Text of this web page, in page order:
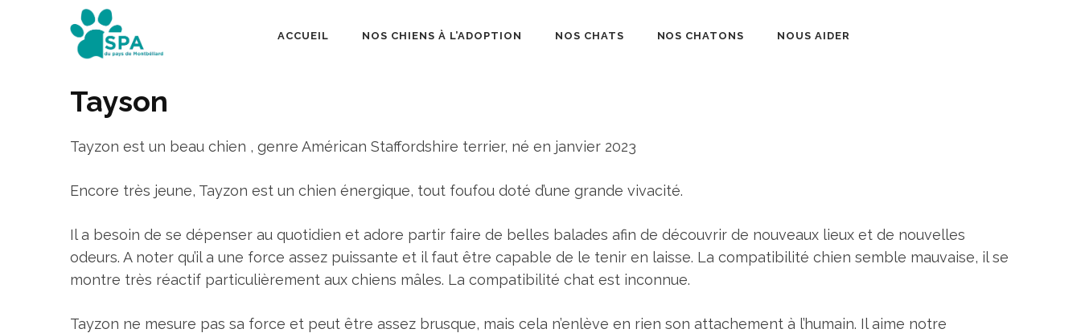
SPA Pays de Montbéliard
ACCUEIL NOS CHIENS À L’ADOPTION NOS CHATS NOS CHATONS NOUS AIDER
Tayson
Tayzon est un beau chien , genre Américan Staffordshire terrier, né en janvier 2023
Encore très jeune, Tayzon est un chien énergique, tout foufou doté d’une grande vivacité.
Il a besoin de se dépenser au quotidien et adore partir faire de belles balades afin de découvrir de nouveaux lieux et de nouvelles
odeurs. A noter qu’il a une force assez puissante et il faut être capable de le tenir en laisse. La compatibilité chien semble mauvaise, il se
montre très réactif particulièrement aux chiens mâles. La compatibilité chat est inconnue.
Tayzon ne mesure pas sa force et peut être assez brusque, mais cela n’enlève en rien son attachement à l’humain. Il aime notre